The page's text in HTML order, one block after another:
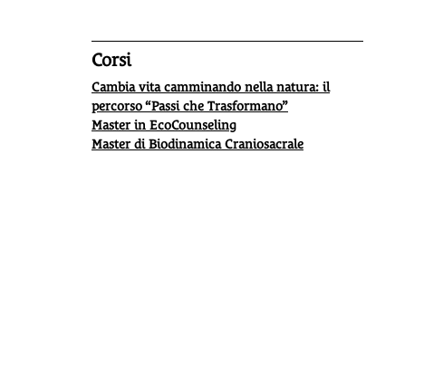
Corsi
Cambia vita camminando nella natura: il
percorso “Passi che Trasformano”
Master in EcoCounseling
Master di Biodinamica Craniosacrale